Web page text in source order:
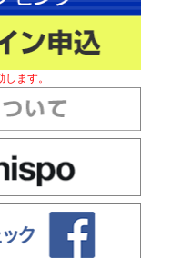
ます。